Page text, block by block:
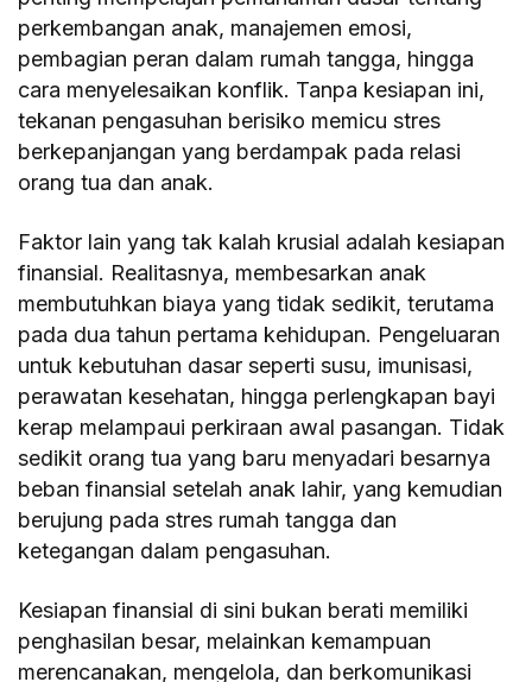
perkembangan anak, manajemen emosi,
pembagian peran dalam rumah tangga, hingga
cara menyelesaikan konflik. Tanpa kesiapan ini,
tekanan pengasuhan berisiko memicu stres
berkepanjangan yang berdampak pada relasi
orang tua dan anak.
Faktor lain yang tak kalah krusial adalah kesiapan
finansial. Realitasnya, membesarkan anak
membutuhkan biaya yang tidak sedikit, terutama
pada dua tahun pertama kehidupan. Pengeluaran
untuk kebutuhan dasar seperti susu, imunisasi,
perawatan kesehatan, hingga perlengkapan bayi
kerap melampaui perkiraan awal pasangan. Tidak
sedikit orang tua yang baru menyadari besarnya
beban finansial setelah anak lahir, yang kemudian
berujung pada stres rumah tangga dan
ketegangan dalam pengasuhan.
Kesiapan finansial di sini bukan berati memiliki
penghasilan besar, melainkan kemampuan
merencanakan, mengelola, dan berkomunikasi